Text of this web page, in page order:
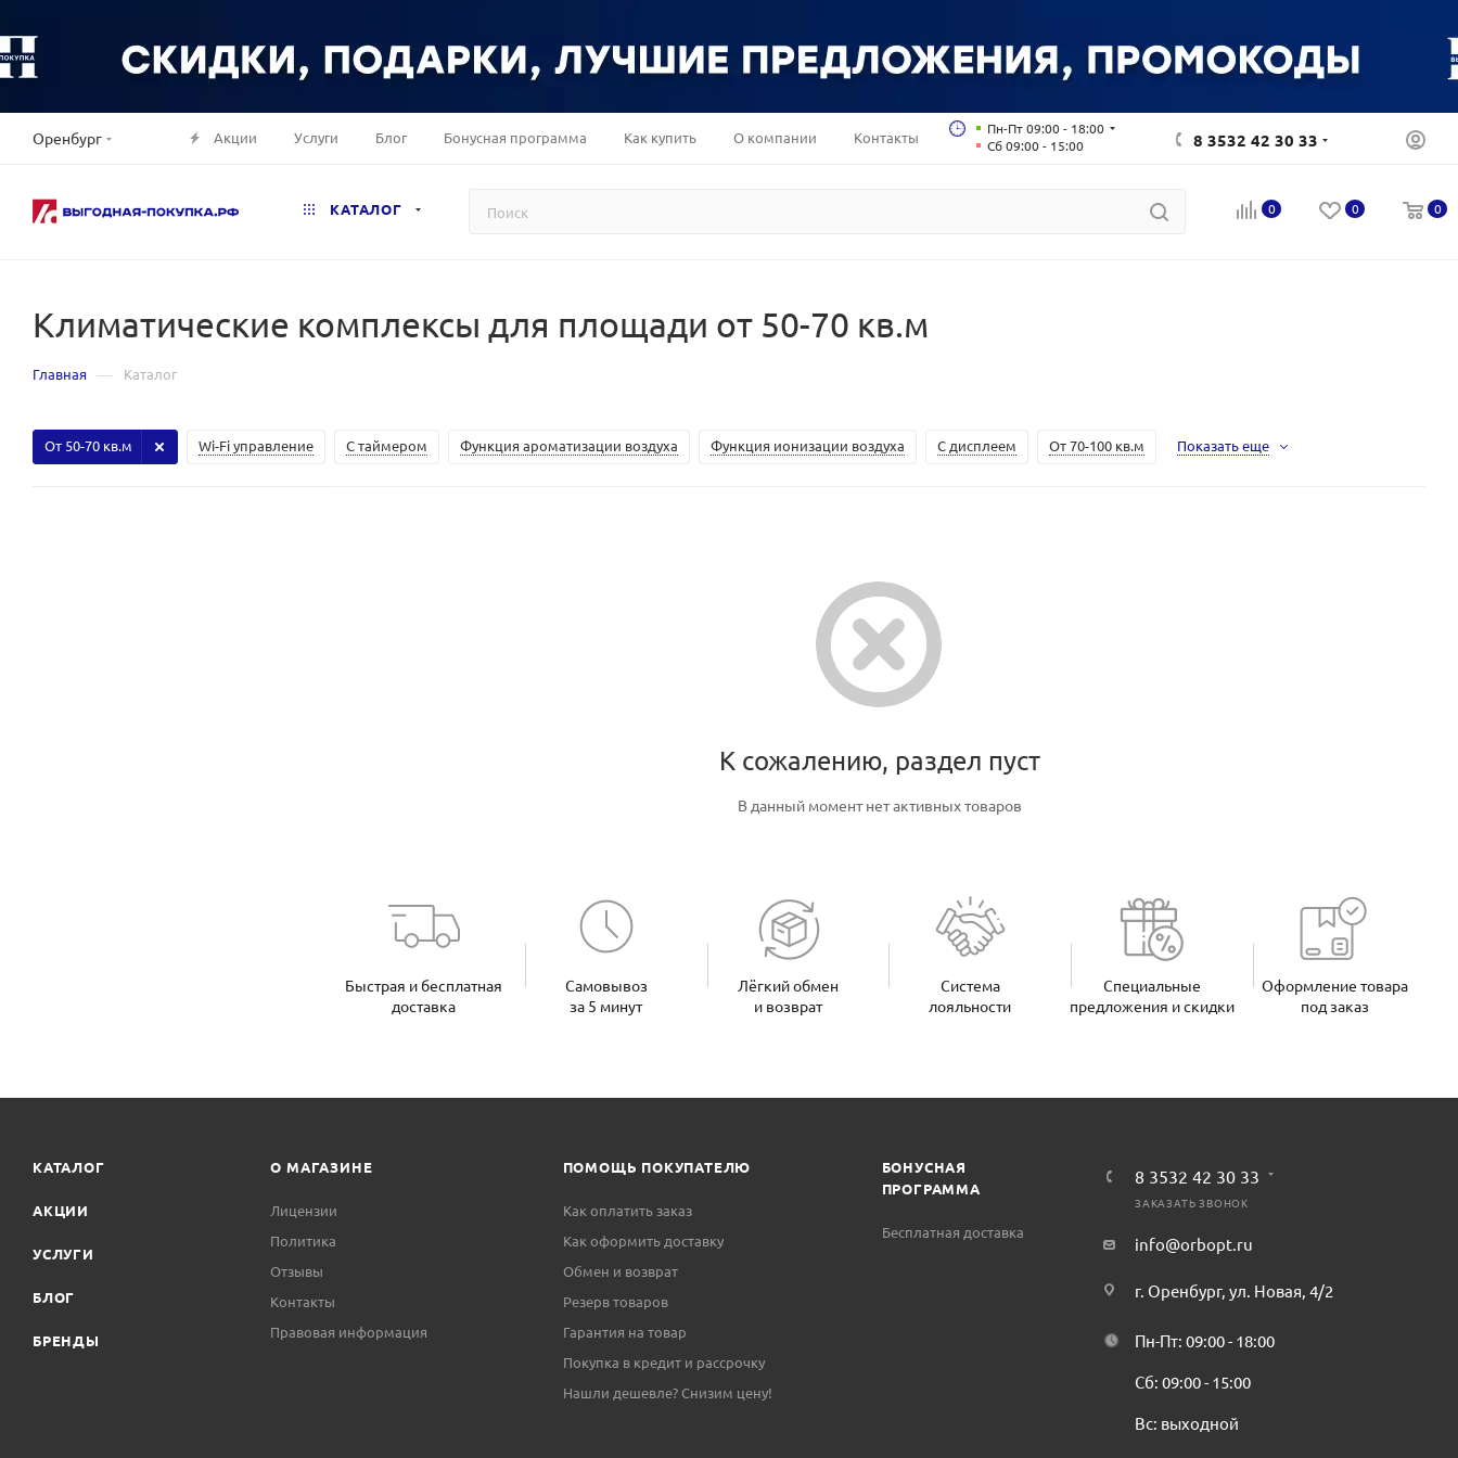
Оренбург Акции Услуги Блог Бонусная программа Как купить О компании Контакты
Пн-Пт 09:00 - 18:00
Сб 09:00 - 15:00
8 3532 42 30 33
КАТАЛОГ 0 0 0
Климатические комплексы для площади от 50-70 кв.м
Главная — Каталог
Wi-Fi управление С таймером Функция ароматизации воздуха Функция ионизации воздуха С дисплеем От 70-100 кв.м
От 50-70 кв.м Показать еще
К сожалению, раздел пуст
В данный момент нет активных товаров
Быстрая и бесплатная
доставка
Самовывоз
за 5 минут
Лёгкий обмен
и возврат
Система
лояльности
Специальные
предложения и скидки
Оформление товара
под заказ
КАТАЛОГ
АКЦИИ
УСЛУГИ
БЛОГ
БРЕНДЫ
О МАГАЗИНЕ
Лицензии
Политика
Отзывы
Контакты
Правовая информация
ПОМОЩЬ ПОКУПАТЕЛЮ
Как оплатить заказ
Как оформить доставку
Обмен и возврат
Резерв товаров
Гарантия на товар
Покупка в кредит и рассрочку
Нашли дешевле? Снизим цену!
БОНУСНАЯ
ПРОГРАММА
Бесплатная доставка
8 3532 42 30 33
ЗАКАЗАТЬ ЗВОНОК
info@orbopt.ru
г. Оренбург, ул. Новая, 4/2
Пн-Пт: 09:00 - 18:00
Сб: 09:00 - 15:00
Вс: выходной